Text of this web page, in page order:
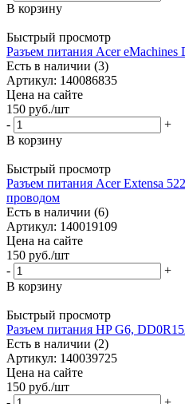
В корзину
Быстрый просмотр
Разъем питания Acer eMachines
Есть в наличии (3)
Артикул: 140086835
Цена на сайте
150 руб./шт
-
+
В корзину
Быстрый просмотр
Разъем питания Acer Extensa
проводом
Есть в наличии (6)
Артикул: 140019109
Цена на сайте
150 руб./шт
-
+
В корзину
Быстрый просмотр
Разъем питания HP G6,
Есть в наличии (2)
Артикул: 140039725
Цена на сайте
150 руб./шт